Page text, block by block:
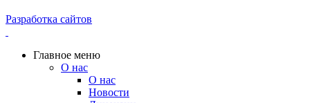
Разработка сайтов
Главное меню
О нас
О нас
Новости